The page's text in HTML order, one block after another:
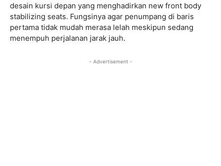
desain kursi depan yang menghadirkan new front body
stabilizing seats. Fungsinya agar penumpang di baris
pertama tidak mudah merasa lelah meskipun sedang
menempuh perjalanan jarak jauh.
- Advertisement -